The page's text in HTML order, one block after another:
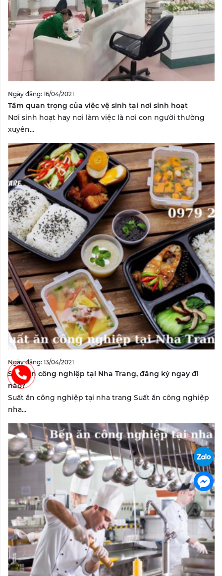
Ngày đăng: 16/04/2021
Tầm quan trọng của việc vệ sinh tại nơi sinh hoạt
Nơi sinh hoạt hay nơi làm việc là nơi con người thường
xuyên...
Ngày đăng: 13/04/2021
Suất ăn công nghiệp tại Nha Trang, đăng ký ngay đi
nào?
Suất ăn công nghiệp tại nha trang Suất ăn công nghiệp
nha...